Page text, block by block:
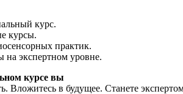
курс.
курсы.
практик.
на экспертном уровне.
курсе вы
Вложитесь в будущее. Станете